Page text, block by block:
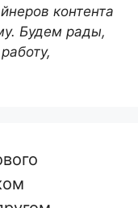
контента
Будем рады,